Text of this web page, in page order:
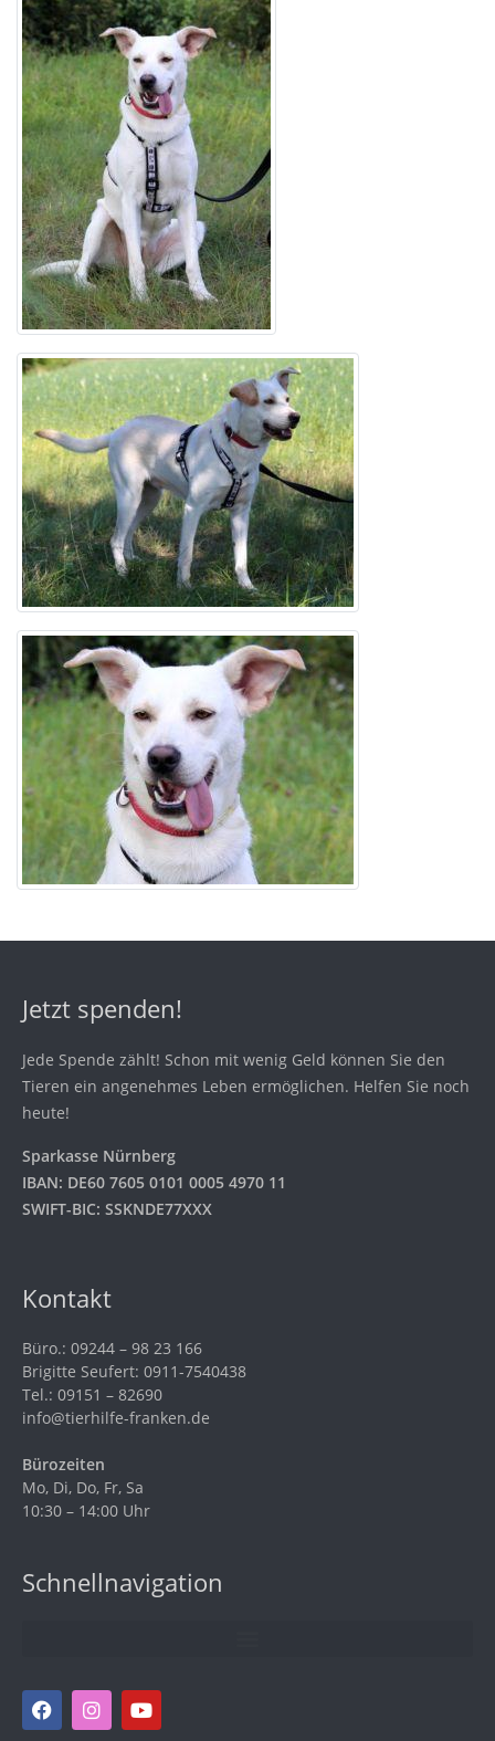
Jetzt spenden!
Jede Spende zählt! Schon mit wenig Geld können Sie den
Tieren ein angenehmes Leben ermöglichen. Helfen Sie noch
heute!
Sparkasse Nürnberg
IBAN: DE60 7605 0101 0005 4970 11
SWIFT-BIC: SSKNDE77XXX
Kontakt
Büro.: 09244 – 98 23 166
Brigitte Seufert: 0911-7540438
Tel.: 09151 – 82690
info@tierhilfe-franken.de
Bürozeiten
Mo, Di, Do, Fr, Sa
10:30 – 14:00 Uhr
Schnellnavigation